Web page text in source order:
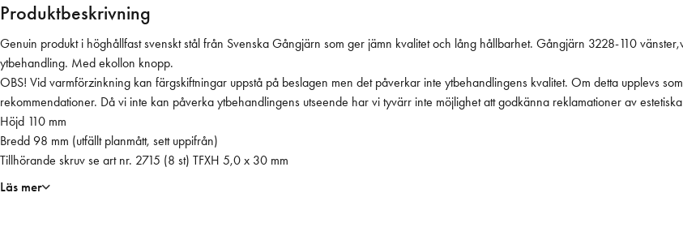
1
1
0
V
ä
v
a
r
Produktbeskrivning
Genuin produkt i höghållfast svenskt stål från Svenska Gångjärn som ger jämn kvalitet och lång hållbarhet. Gångjärn 3228-110
ytbehandling. Med ekollon knopp.
OBS! Vid varmförzinkning kan färgskiftningar uppstå på beslagen men det påverkar inte ytbehandlingens kvalitet. Om detta upplevs
rekommendationer. Då vi inte kan påverka ytbehandlingens utseende har vi tyvärr inte möjlighet att godkänna reklamationer av
Höjd 110 mm
Bredd 98 mm (utfällt planmått, sett uppifrån)
Tillhörande skruv se art nr. 2715 (8 st) TFXH 5,0 x 30 mm
Läs mer